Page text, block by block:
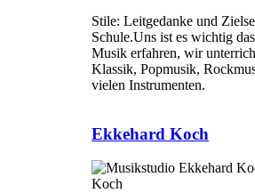
Stile: Leitgedanke und
Schule.Uns ist es wichtig
Musik erfahren, wir
Klassik, Popmusik,
vielen Instrumenten.
Ekkehard Koch
Koch